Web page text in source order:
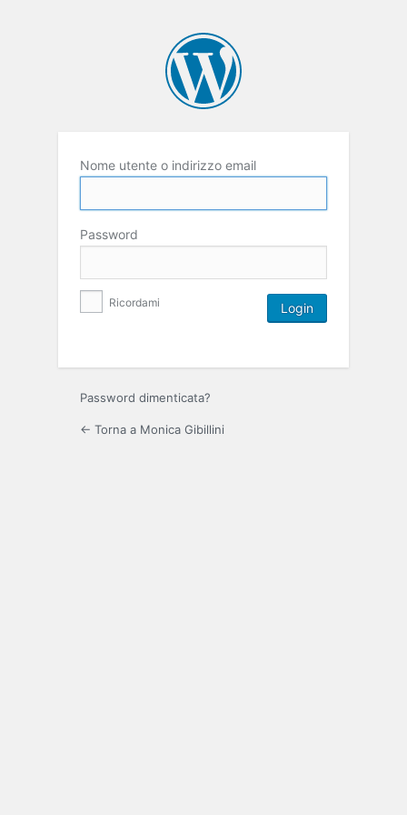
Nome utente o indirizzo email
Password
Ricordami
Password dimenticata?
← Torna a Monica Gibillini